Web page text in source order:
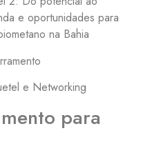
e oportunidades para
na Bahia
e Networking
para